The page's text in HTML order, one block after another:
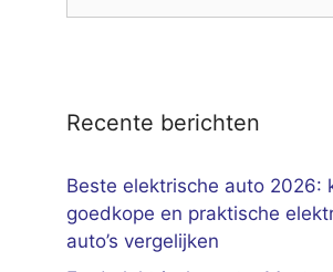
Recente berichten
Beste elektrische auto 2026:
goedkope en praktische
auto’s vergelijken